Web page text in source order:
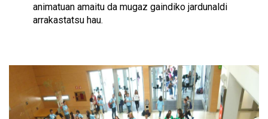
animatuan amaitu da mugaz gaindiko jardunaldi
arrakastatsu hau.